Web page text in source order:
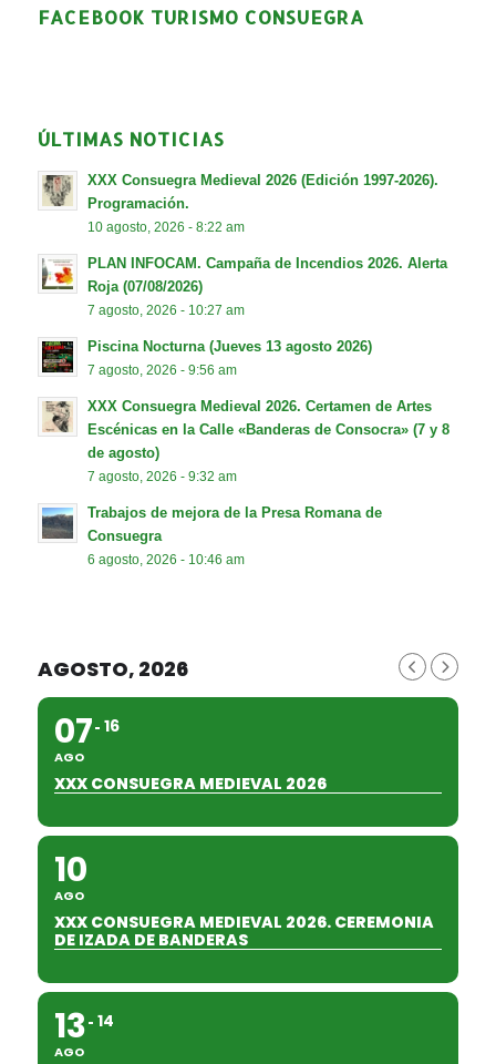
FACEBOOK TURISMO CONSUEGRA
ÚLTIMAS NOTICIAS
XXX Consuegra Medieval 2026 (Edición 1997-2026).
Programación.
10 agosto, 2026 - 8:22 am
PLAN INFOCAM. Campaña de Incendios 2026. Alerta
Roja (07/08/2026)
7 agosto, 2026 - 10:27 am
Piscina Nocturna (Jueves 13 agosto 2026)
7 agosto, 2026 - 9:56 am
XXX Consuegra Medieval 2026. Certamen de Artes
Escénicas en la Calle «Banderas de Consocra» (7 y 8
de agosto)
7 agosto, 2026 - 9:32 am
Trabajos de mejora de la Presa Romana de
Consuegra
6 agosto, 2026 - 10:46 am
AGOSTO, 2026
07
AGO
16
XXX CONSUEGRA MEDIEVAL 2026
10
AGO
XXX CONSUEGRA MEDIEVAL 2026. CEREMONIA
DE IZADA DE BANDERAS
13
AGO
14